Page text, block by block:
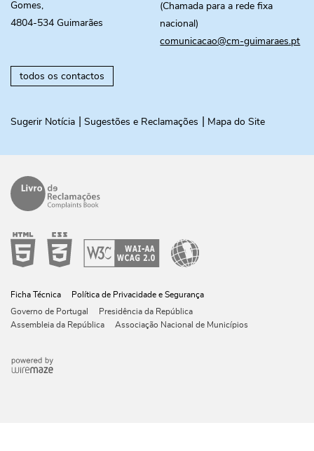
Gomes,
4804-534 Guimarães
(Chamada para a rede fixa
nacional)
comunicacao@cm-guimaraes.pt
todos os contactos
Sugerir Notícia Sugestões e Reclamações Mapa do Site
Ficha Técnica
Política de Privacidade e Segurança
Governo de Portugal
Presidência da República
Assembleia da República
Associação Nacional de Municípios